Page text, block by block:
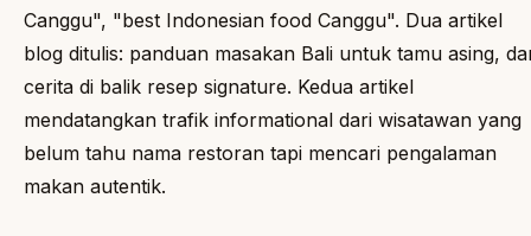
Canggu", "best Indonesian food Canggu". Dua artikel
blog ditulis: panduan masakan Bali untuk tamu asing,
cerita di balik resep signature. Kedua artikel
mendatangkan trafik informational dari wisatawan yang
belum tahu nama restoran tapi mencari pengalaman
makan autentik.